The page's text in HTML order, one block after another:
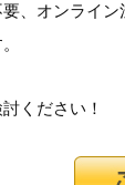
、オンライ
ください！